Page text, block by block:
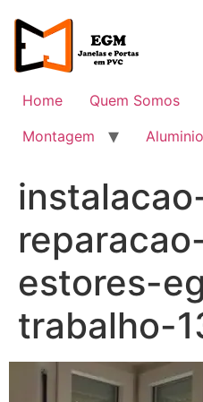
para
conteúdo
Home
Quem Somos
Montagem
Aluminio
estores-
trabalho-